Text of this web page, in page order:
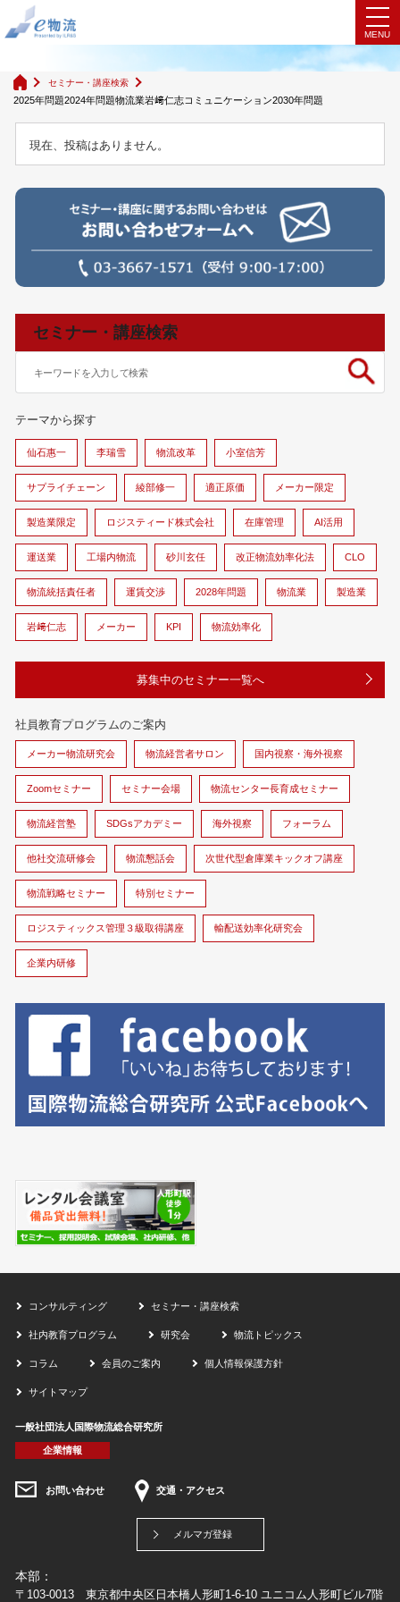
検索結果
セミナー・講座検索
2025年問題2024年問題物流業岩﨑仁志コミュニケーション2030年問題
現在、投稿はありません。
セミナー・講座検索
テーマから探す
仙石惠一 李瑞雪 物流改革 小室信芳
サプライチェーン 綾部修一 適正原価 メーカー限定
製造業限定 ロジスティード株式会社 在庫管理 AI活用
運送業 工場内物流 砂川玄任 改正物流効率化法 CLO
物流統括責任者 運賃交渉 2028年問題 物流業 製造業
岩﨑仁志 メーカー KPI 物流効率化
募集中のセミナー一覧へ
社員教育プログラムのご案内
メーカー物流研究会 物流経営者サロン 国内視察・海外視察
Zoomセミナー セミナー会場 物流センター長育成セミナー
物流経営塾 SDGsアカデミー 海外視察 フォーラム
他社交流研修会 物流懇話会 次世代型倉庫業キックオフ講座
物流戦略セミナー 特別セミナー
ロジスティックス管理３級取得講座 輸配送効率化研究会
企業内研修
コンサルティング セミナー・講座検索
社内教育プログラム 研究会 物流トピックス
コラム 会員のご案内 個人情報保護方針
サイトマップ
一般社団法人国際物流総合研究所
企業情報
お問い合わせ 交通・アクセス
メルマガ登録
本部：
〒103-0013 東京都中央区日本橋人形町1-6-10 ユニコム人形町ビル7階